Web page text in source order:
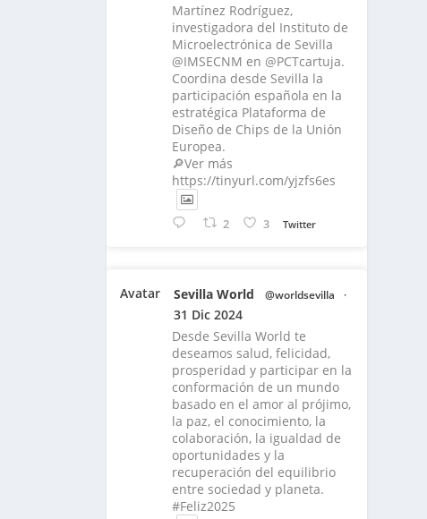
Martínez Rodríguez,
investigadora del Instituto de
Microelectrónica de Sevilla
@IMSECNM en @PCTcartuja.
Coordina desde Sevilla la
participación española en la
estratégica Plataforma de
Diseño de Chips de la Unión
Europea.
🔎Ver más
https://tinyurl.com/yjzfs6es
2 3 Twitter
Avatar Sevilla World @worldsevilla ·
31 Dic 2024
Desde Sevilla World te
deseamos salud, felicidad,
prosperidad y participar en la
conformación de un mundo
basado en el amor al prójimo,
la paz, el conocimiento, la
colaboración, la igualdad de
oportunidades y la
recuperación del equilibrio
entre sociedad y planeta.
#Feliz2025